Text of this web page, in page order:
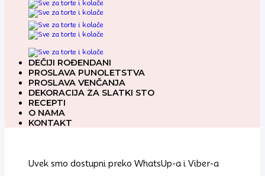
DEČIJI ROĐENDANI
PROSLAVA PUNOLETSTVA
PROSLAVA VENČANJA
DEKORACIJA ZA SLATKI STO
RECEPTI
O NAMA
KONTAKT
Uvek smo dostupni preko WhatsUp-a i Viber-a